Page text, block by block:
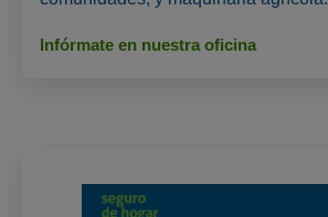
Infórmate en nuestra oficina